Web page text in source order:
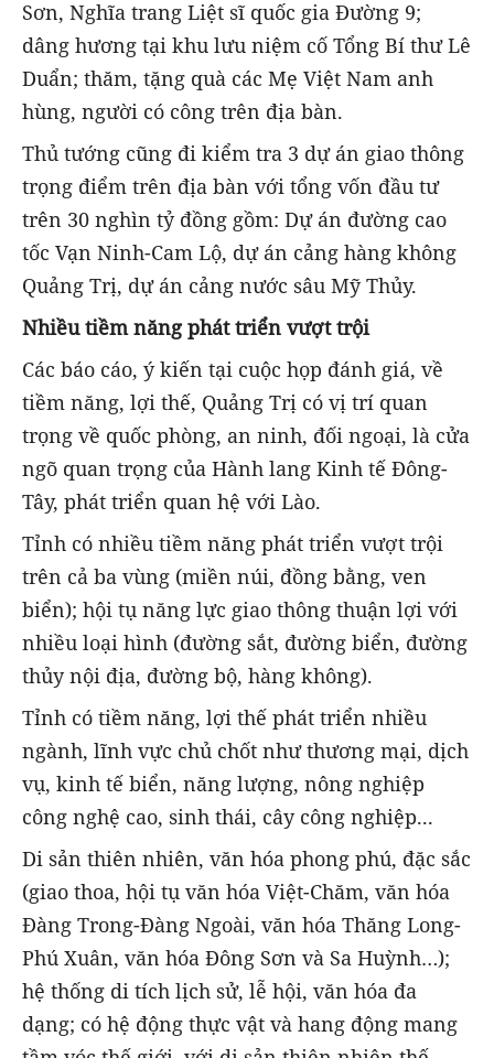
Sơn, Nghĩa trang Liệt sĩ quốc gia Đường 9;
dâng hương tại khu lưu niệm cố Tổng Bí thư Lê
Duẩn; thăm, tặng quà các Mẹ Việt Nam anh
hùng, người có công trên địa bàn.
Thủ tướng cũng đi kiểm tra 3 dự án giao thông
trọng điểm trên địa bàn với tổng vốn đầu tư
trên 30 nghìn tỷ đồng gồm: Dự án đường cao
tốc Vạn Ninh-Cam Lộ, dự án cảng hàng không
Quảng Trị, dự án cảng nước sâu Mỹ Thủy.
Nhiều tiềm năng phát triển vượt trội
Các báo cáo, ý kiến tại cuộc họp đánh giá, về
tiềm năng, lợi thế, Quảng Trị có vị trí quan
trọng về quốc phòng, an ninh, đối ngoại, là cửa
ngõ quan trọng của Hành lang Kinh tế Đông-
Tây, phát triển quan hệ với Lào.
Tỉnh có nhiều tiềm năng phát triển vượt trội
trên cả ba vùng (miền núi, đồng bằng, ven
biển); hội tụ năng lực giao thông thuận lợi với
nhiều loại hình (đường sắt, đường biển, đường
thủy nội địa, đường bộ, hàng không).
Tỉnh có tiềm năng, lợi thế phát triển nhiều
ngành, lĩnh vực chủ chốt như thương mại, dịch
vụ, kinh tế biển, năng lượng, nông nghiệp
công nghệ cao, sinh thái, cây công nghiệp...
Di sản thiên nhiên, văn hóa phong phú, đặc sắc
(giao thoa, hội tụ văn hóa Việt-Chăm, văn hóa
Đàng Trong-Đàng Ngoài, văn hóa Thăng Long-
Phú Xuân, văn hóa Đông Sơn và Sa Huỳnh…);
hệ thống di tích lịch sử, lễ hội, văn hóa đa
dạng; có hệ động thực vật và hang động mang